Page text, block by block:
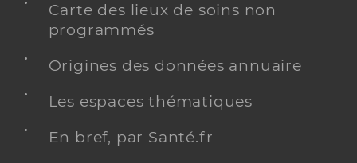
Carte des lieux de soins non
programmés
Origines des données annuaire
Les espaces thématiques
En bref, par Santé.fr